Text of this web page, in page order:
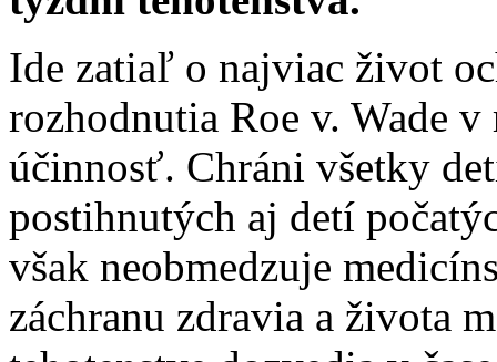
Ide zatiaľ o najviac život
rozhodnutia Roe v. Wade
účinnosť. Chráni všetky
postihnutých aj detí
však neobmedzuje
záchranu zdravia a života